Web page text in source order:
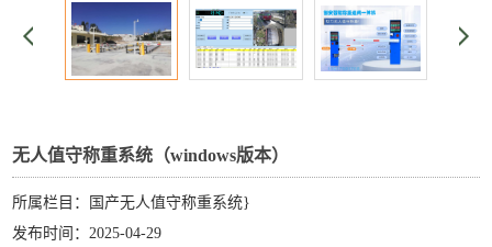
无人值守称重系统（windows版本）
所属栏目：国产无人值守称重系统}
发布时间：2025-04-29